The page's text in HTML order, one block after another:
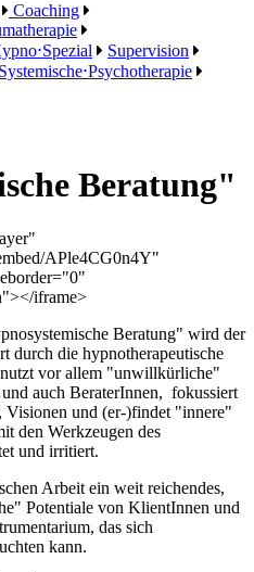
Coaching
Supervision
Systemische⋅Psychotherapie
Beratung"
APle4CG0n4Y"
iframe>
Beratung" wird der
durch die hypnotherapeutische
vor allem "unwillkürliche"
auch BeraterInnen, fokussiert
und (er-)findet "innere"
den Werkzeugen des
und irritiert.
Arbeit ein weit reichendes,
Potentiale von KlientInnen und
das sich
kann.